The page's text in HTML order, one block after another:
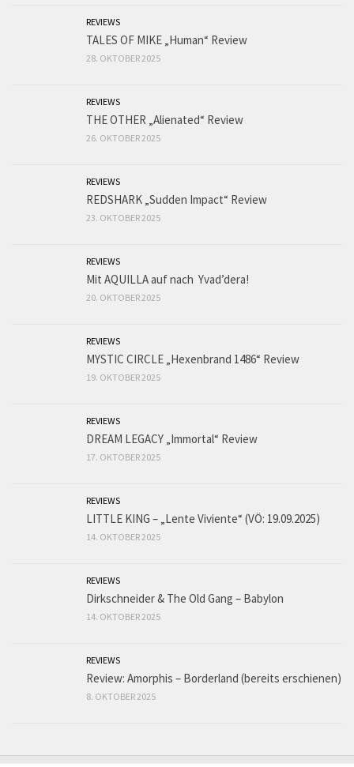
REVIEWS
TALES OF MIKE „Human“ Review
28. OKTOBER 2025
REVIEWS
THE OTHER „Alienated“ Review
26. OKTOBER 2025
REVIEWS
REDSHARK „Sudden Impact“ Review
23. OKTOBER 2025
REVIEWS
Mit AQUILLA auf nach Yvad’dera!
20. OKTOBER 2025
REVIEWS
MYSTIC CIRCLE „Hexenbrand 1486“ Review
19. OKTOBER 2025
REVIEWS
DREAM LEGACY „Immortal“ Review
17. OKTOBER 2025
REVIEWS
LITTLE KING – „Lente Viviente“ (VÖ: 19.09.2025)
14. OKTOBER 2025
REVIEWS
Dirkschneider & The Old Gang – Babylon
14. OKTOBER 2025
REVIEWS
Review: Amorphis – Borderland (bereits erschienen)
8. OKTOBER 2025